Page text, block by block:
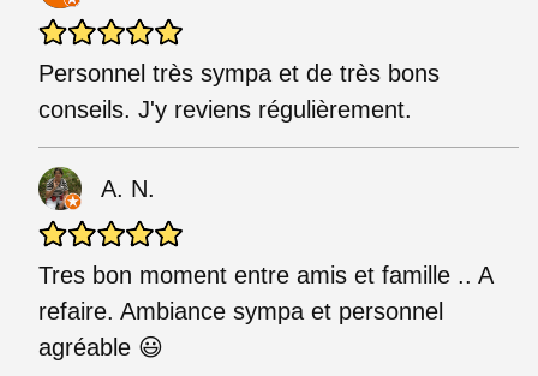
Personnel très sympa et de très bons
conseils. J'y reviens régulièrement.
A. N.
Tres bon moment entre amis et famille .. A
refaire. Ambiance sympa et personnel
agréable 😃